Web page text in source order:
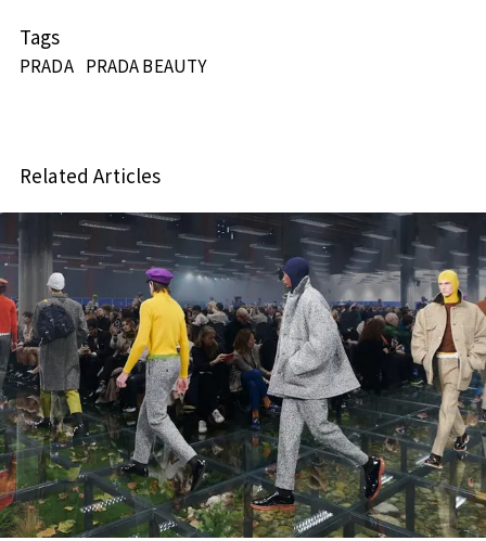
Tags
PRADA PRADA BEAUTY
Related Articles